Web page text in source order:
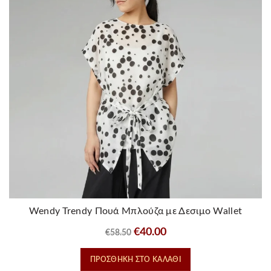
Wendy Trendy Πουά Μπλούζα με Δεσιμο Wallet
€58.50 Original
price
was:
€40.00Η
τρέχουσα
τιμή
ΠΡΟΣΘΉΚΗ ΣΤΟ ΚΑΛΆΘΙ